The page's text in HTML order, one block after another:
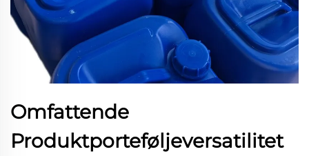
Omfattende
Produktporteføljeversatilitet